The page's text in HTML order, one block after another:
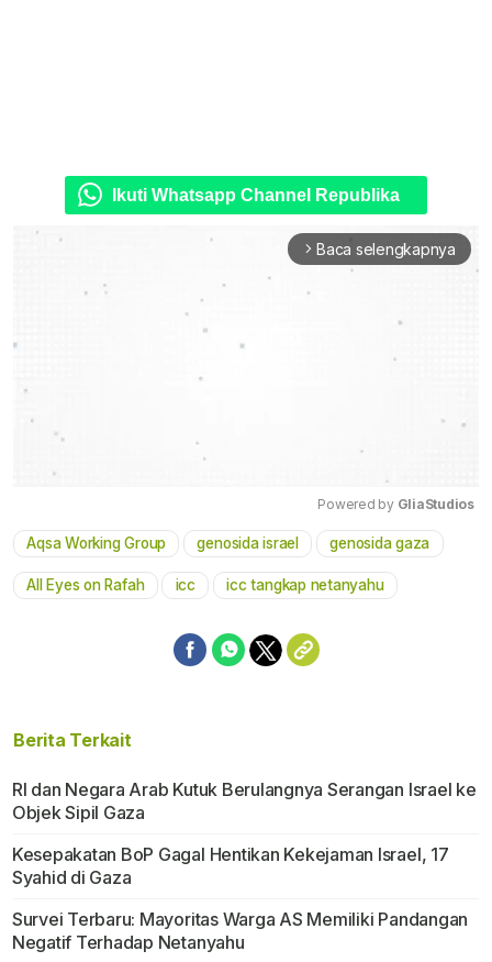
Ikuti Whatsapp Channel Republika
arrow_forward_ios Baca selengkapnya
Mute
Powered by GliaStudios
Aqsa Working Group genosida israel genosida gaza
All Eyes on Rafah icc icc tangkap netanyahu
Berita Terkait
RI dan Negara Arab Kutuk Berulangnya Serangan Israel ke
Objek Sipil Gaza
Kesepakatan BoP Gagal Hentikan Kekejaman Israel, 17
Syahid di Gaza
Survei Terbaru: Mayoritas Warga AS Memiliki Pandangan
Negatif Terhadap Netanyahu